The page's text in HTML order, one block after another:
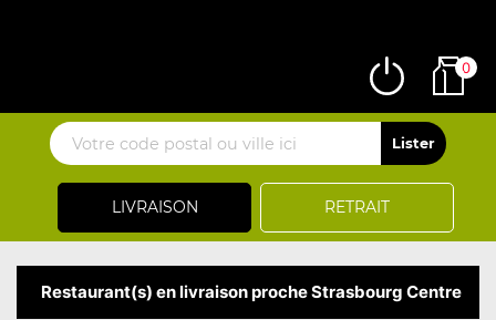
LIVRAISON RETRAIT
0
Restaurant(s) en livraison proche Strasbourg Centre